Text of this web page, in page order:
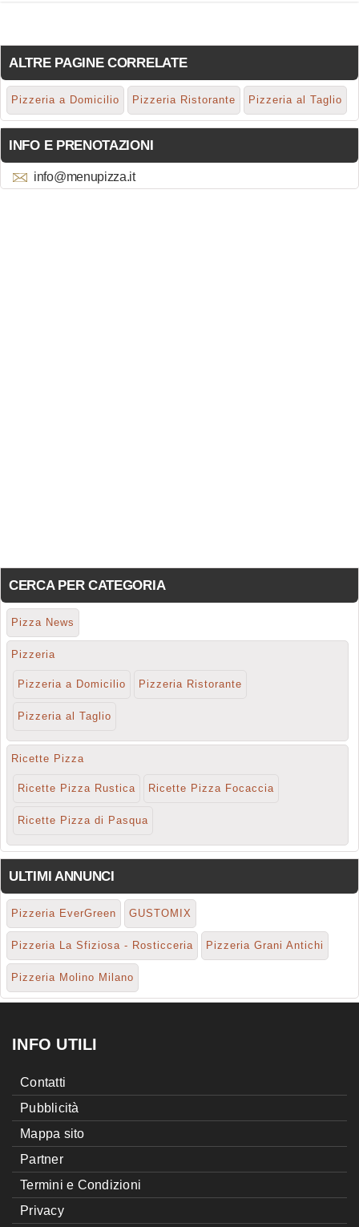
ALTRE PAGINE CORRELATE
Pizzeria a Domicilio Pizzeria Ristorante Pizzeria al Taglio
INFO E PRENOTAZIONI
info@menupizza.it
CERCA PER CATEGORIA
Pizza News
Pizzeria
Pizzeria a Domicilio Pizzeria Ristorante
Pizzeria al Taglio
Ricette Pizza
Ricette Pizza Rustica Ricette Pizza Focaccia
Ricette Pizza di Pasqua
ULTIMI ANNUNCI
Pizzeria EverGreen GUSTOMIX
Pizzeria La Sfiziosa - Rosticceria Pizzeria Grani Antichi
Pizzeria Molino Milano
INFO UTILI
Contatti
Pubblicità
Mappa sito
Partner
Termini e Condizioni
Privacy